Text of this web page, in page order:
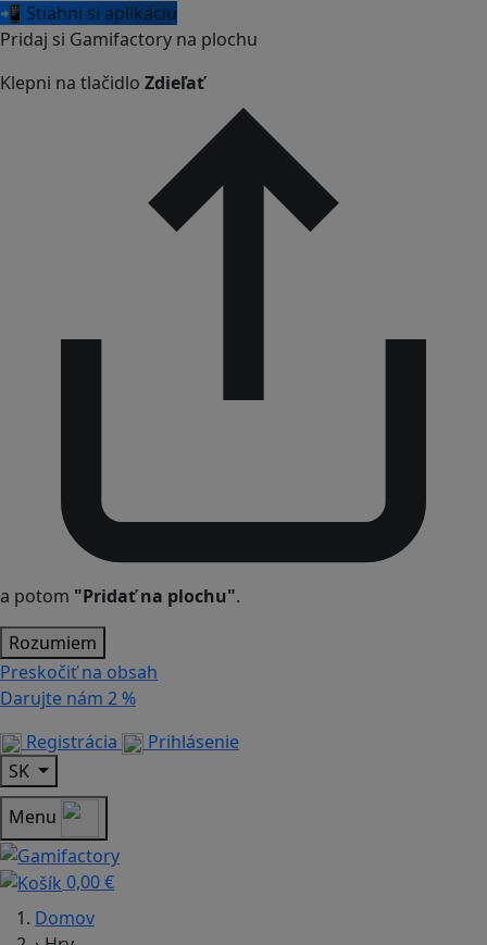
📲 Stiahni si aplikáciu
Pridaj si Gamifactory na plochu
Klepni na tlačidlo Zdieľať
a potom "Pridať na plochu".
Rozumiem
Preskočiť na obsah
Darujte nám 2 %
Registrácia
Prihlásenie
SK
Menu
0,00 €
Domov